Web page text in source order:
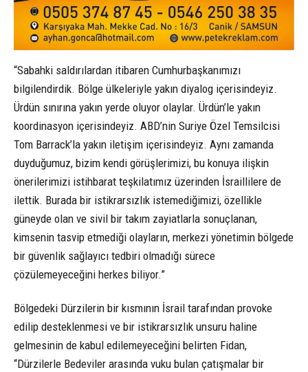
“Sabahki saldırılardan itibaren Cumhurbaşkanımızı
bilgilendirdik. Bölge ülkeleriyle yakın diyalog içerisindeyiz.
Ürdün sınırına yakın yerde oluyor olaylar. Ürdün’le yakın
koordinasyon içerisindeyiz. ABD’nin Suriye Özel Temsilcisi
Tom Barrack’la yakın iletişim içerisindeyiz. Aynı zamanda
duyduğumuz, bizim kendi görüşlerimizi, bu konuya ilişkin
önerilerimizi istihbarat teşkilatımız üzerinden İsraillilere de
ilettik. Burada bir istikrarsızlık istemediğimizi, özellikle
güneyde olan ve sivil bir takım zayiatlarla sonuçlanan,
kimsenin tasvip etmediği olayların, merkezi yönetimin bölgede
bir güvenlik sağlayıcı tedbiri olmadığı sürece
çözülemeyeceğini herkes biliyor.”
Bölgedeki Dürzilerin bir kısmının İsrail tarafından provoke
edilip desteklenmesi ve bir istikrarsızlık unsuru haline
gelmesinin de kabul edilemeyeceğini belirten Fidan,
“Dürzilerle Bedeviler arasında vuku bulan çatışmalar bir